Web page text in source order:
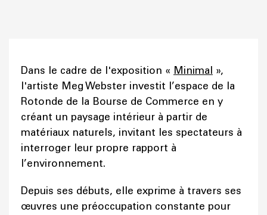
Dans le cadre de l'exposition « Minimal »,
l'artiste Meg Webster investit l’espace de la
Rotonde de la Bourse de Commerce en y
créant un paysage intérieur à partir de
matériaux naturels, invitant les spectateurs à
interroger leur propre rapport à
l’environnement.
Depuis ses débuts, elle exprime à travers ses
œuvres une préoccupation constante pour